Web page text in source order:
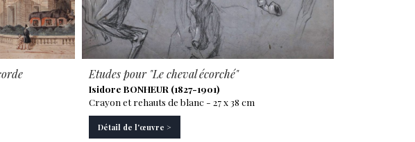
Etudes pour "Le cheval écorché"
Isidore BONHEUR (1827-1901)
Crayon et rehauts de blanc - 27 x 38 cm
Détail de l'œuvre >